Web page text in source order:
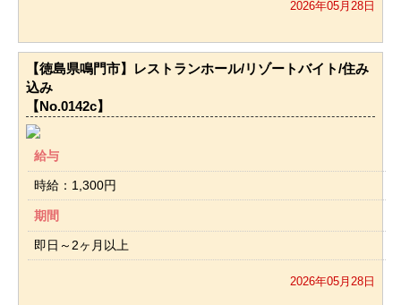
2026年05月28日
【徳島県鳴門市】レストランホール/リゾートバイト/住み
込み
【No.0142c】
給与
時給：1,300円
期間
即日～2ヶ月以上
2026年05月28日